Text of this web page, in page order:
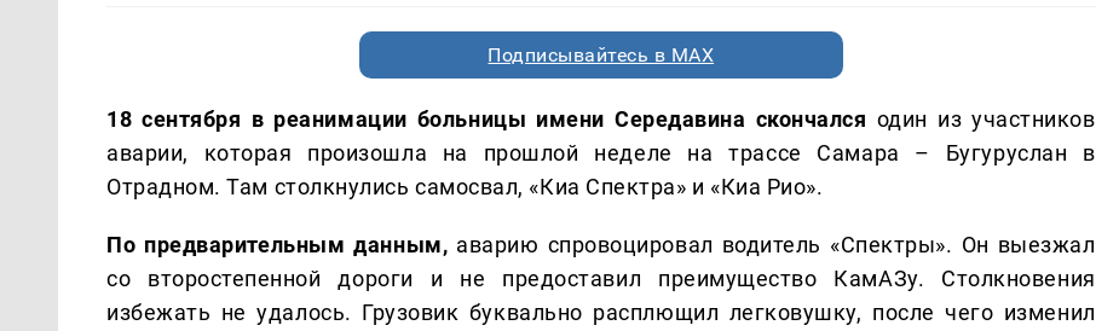
Подписывайтесь в MAX
18 сентября в реанимации больницы имени Середавина скончался один из участников
аварии, которая произошла на прошлой неделе на трассе Самара – Бугуруслан в
Отрадном. Там столкнулись самосвал, «Киа Спектра» и «Киа Рио».
По предварительным данным, аварию спровоцировал водитель «Спектры». Он выезжал
со второстепенной дороги и не предоставил преимущество КамАЗу. Столкновения
избежать не удалось. Грузовик буквально расплющил легковушку, после чего изменил